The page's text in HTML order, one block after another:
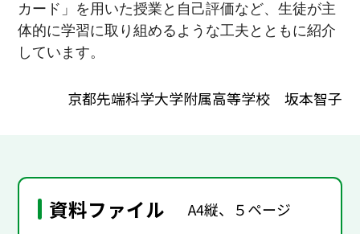
カード」を用いた授業と自己評価など、生徒が主
体的に学習に取り組めるような工夫とともに紹介
しています。
京都先端科学大学附属高等学校 坂本智子
資料ファイル A4縦、５ページ